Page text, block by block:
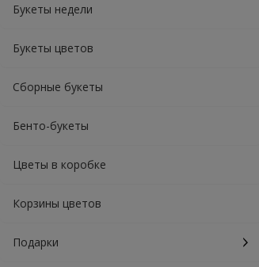
Букеты недели
Букеты цветов
Сборные букеты
Бенто-букеты
Цветы в коробке
Корзины цветов
Подарки